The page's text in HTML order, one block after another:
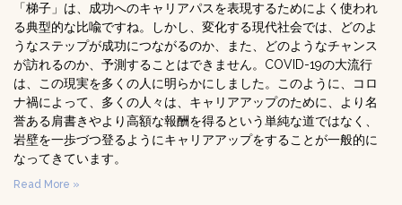
「梯子」は、成功へのキャリアパスを表現するためによく使われ
る典型的な比喩ですね。しかし、変化する現代社会では、どのよ
うなステップが成功につながるのか、また、どのようなチャンス
が訪れるのか、予測することはできません。COVID-19の大流行
は、この現実を多くの人に明らかにしました。このように、コロ
ナ禍によって、多くの人々は、キャリアアップのために、より名
誉ある肩書きやより高額な報酬を得るという単純な道ではなく、
岩壁を一歩づつ登るようにキャリアアップをすることが一般的に
なってきています。
Read More »